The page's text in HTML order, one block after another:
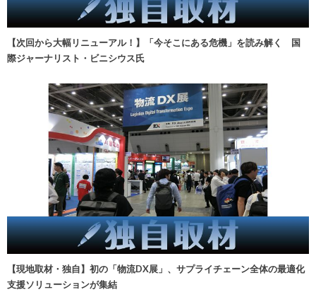
【次回から大幅リニューアル！】「今そこにある危機」を読み解く 国
際ジャーナリスト・ビニシウス氏
【現地取材・独自】初の「物流DX展」、サプライチェーン全体の最適化
支援ソリューションが集結